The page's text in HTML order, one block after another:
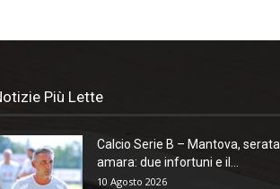
Più Lette
Calcio Serie B – Mantova, serata
amara: due infortuni e il...
10 Agosto 2026